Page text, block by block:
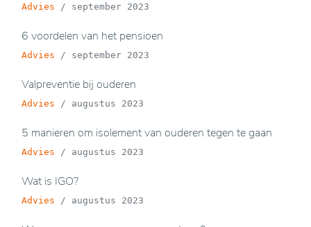
Advies / september 2023
6 voordelen van het pensioen
Advies / september 2023
Valpreventie bij ouderen
Advies / augustus 2023
5 manieren om isolement van ouderen tegen te gaan
Advies / augustus 2023
Wat is IGO?
Advies / augustus 2023